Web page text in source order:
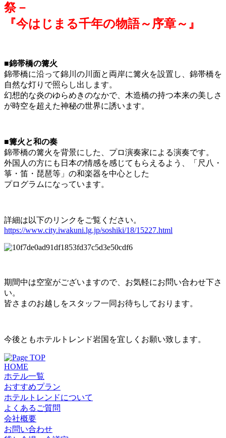
祭－
『今はじまる千年の物語～序章～』
■錦帯橋の篝火
錦帯橋に沿って錦川の川面と両岸に篝火を設置し、錦帯橋を
自然な灯りで照らし出します。
幻想的な炎のゆらめきのなかで、木造橋の持つ本来の美しさ
が時空を超えた神秘の世界に誘います。
■篝火と和の奏
錦帯橋の篝火を背景にした、プロ演奏家による演奏です。
外国人の方にも日本の情感を感じてもらえるよう、「尺八・
箏・笛・琵琶等」の和楽器を中心とした
プログラムになっています。
詳細は以下のリンクをご覧ください。
https://www.city.iwakuni.lg.jp/soshiki/18/15227.html
期間中は空室がございますので、お気軽にお問い合わせ下さ
い。
皆さまのお越しをスタッフ一同お待ちしております。
今後ともホテルトレンド岩国を宜しくお願い致します。
HOME
ホテル一覧
おすすめプラン
ホテルトレンドについて
よくあるご質問
会社概要
お問い合わせ